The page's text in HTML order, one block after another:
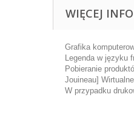
WIĘCEJ
Grafika
Legenda w języku
Pobieranie
Jouineau]
W przypadku